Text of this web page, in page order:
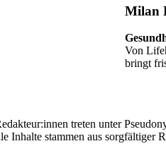
Milan
Von
bringt
treten unter
Inhalte stammen aus sorgfältiger